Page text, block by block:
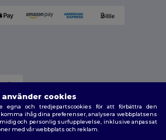
cookies
egna och tredjepartscookies för att förbättra den
ihåg dina preferenser, analysera webbplatsens
och personlig surfupplevelse, inklusive anpassat
med vår webbplats och reklam.